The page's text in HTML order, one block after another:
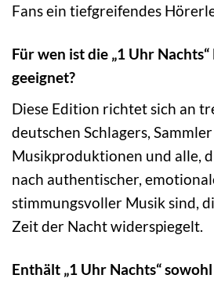
Fans ein tiefgreifendes
Für wen ist die „1 Uhr
geeignet?
Diese Edition richtet sich an
deutschen Schlagers,
Musikproduktionen und alle,
nach authentischer,
stimmungsvoller Musik sind,
Zeit der Nacht widerspiegelt.
Enthält „1 Uhr Nachts“